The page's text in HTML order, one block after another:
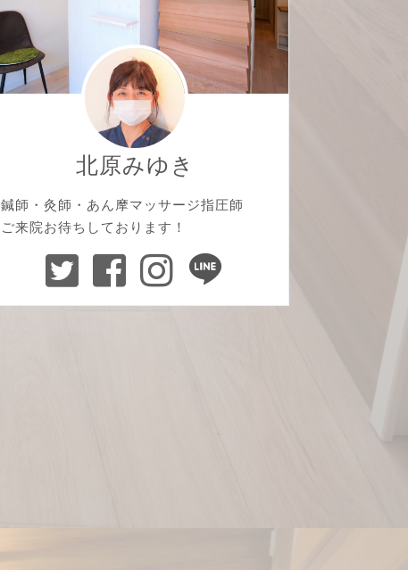
北原みゆき
鍼師・灸師・あん摩マッサージ指圧師
ご来院お待ちしております！